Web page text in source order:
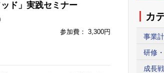
ド」実践セミナー
参加費： 3,300円
カ
事業
研修
成長